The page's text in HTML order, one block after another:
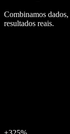
Combinamos
resultados reais.